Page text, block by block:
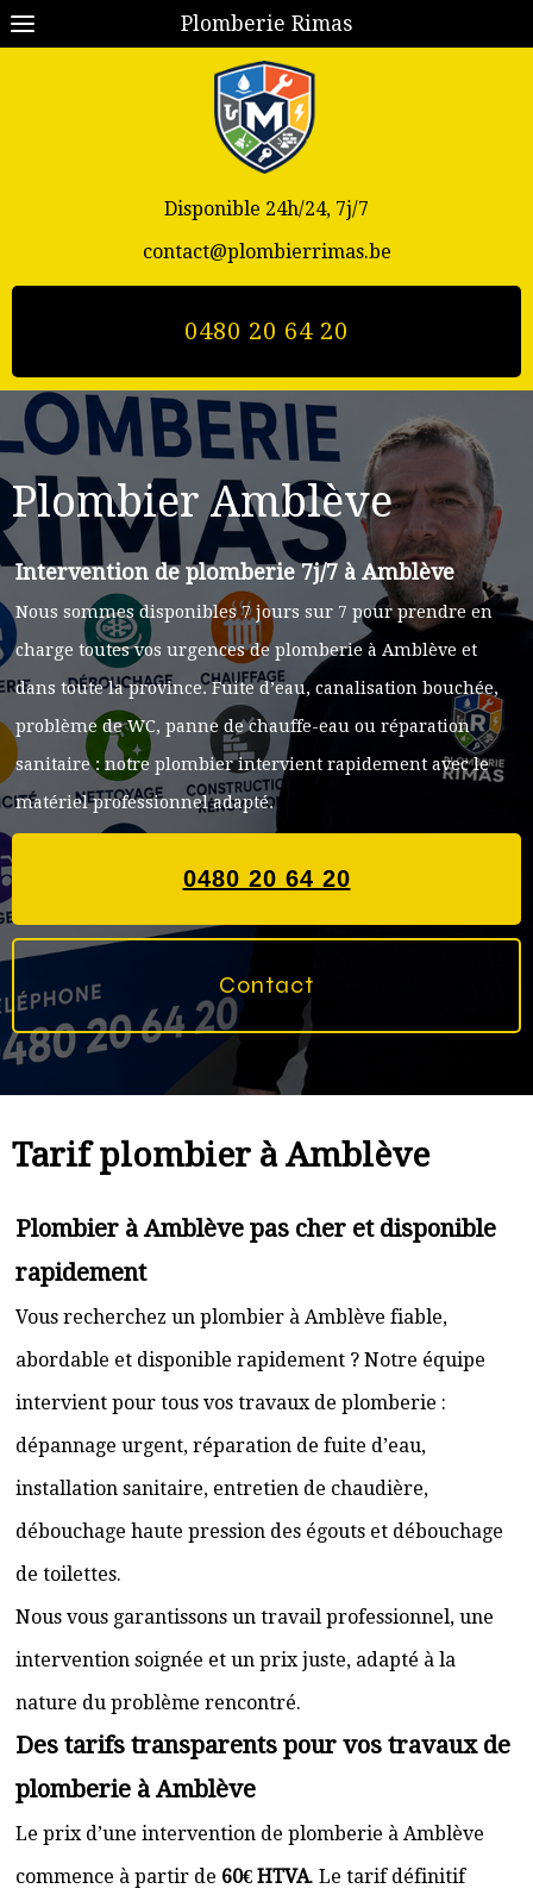
Plomberie Rimas
Disponible 24h/24, 7j/7
contact@plombierrimas.be
0480 20 64 20
Plombier Amblève
Intervention de plomberie 7j/7 à Amblève
Nous sommes disponibles 7 jours sur 7 pour prendre en
charge toutes vos urgences de plomberie à Amblève et
dans toute la province. Fuite d’eau, canalisation bouchée,
problème de WC, panne de chauffe-eau ou réparation
sanitaire : notre plombier intervient rapidement avec le
matériel professionnel adapté.
0480 20 64 20
Contact
Tarif plombier à Amblève
Plombier à Amblève pas cher et disponible
rapidement
Vous recherchez un plombier à Amblève fiable,
abordable et disponible rapidement ? Notre équipe
intervient pour tous vos travaux de plomberie :
dépannage urgent, réparation de fuite d’eau,
installation sanitaire, entretien de chaudière,
débouchage haute pression des égouts et débouchage
de toilettes.
Nous vous garantissons un travail professionnel, une
intervention soignée et un prix juste, adapté à la
nature du problème rencontré.
Des tarifs transparents pour vos travaux de
plomberie à Amblève
Le prix d’une intervention de plomberie à Amblève
commence à partir de 60€ HTVA. Le tarif définitif